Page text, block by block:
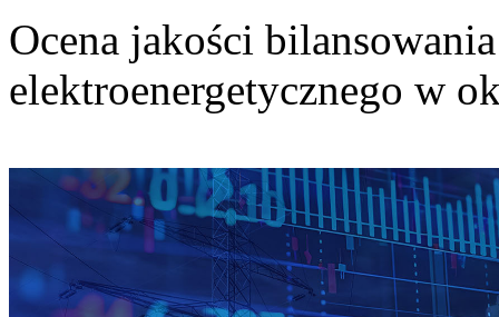
Ocena jakości
elektroenergetycznego w